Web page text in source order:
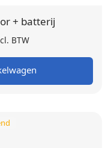
+ batterij
is:
BTW